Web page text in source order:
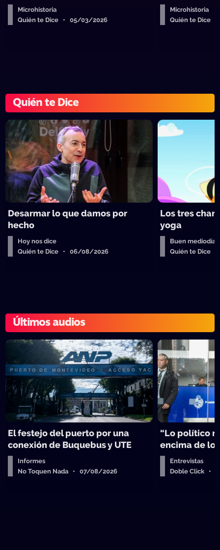
Microhistoria
Quién te Dice • 05/03/2026
Microhistoria
Quién te Dice
Quién te Dice
Desarmar lo que damos por
hecho
Hoy nos dice
Quién te Dice • 06/08/2026
Los tres
yoga
Buen mediodía
Quién te Dice
Últimos audios
El festejo del puerto por una
conexión de Buquebus y UTE
Informes
No Toquen Nada • 07/08/2026
“Lo político
encima de lo
Entrevistas
Doble Click •